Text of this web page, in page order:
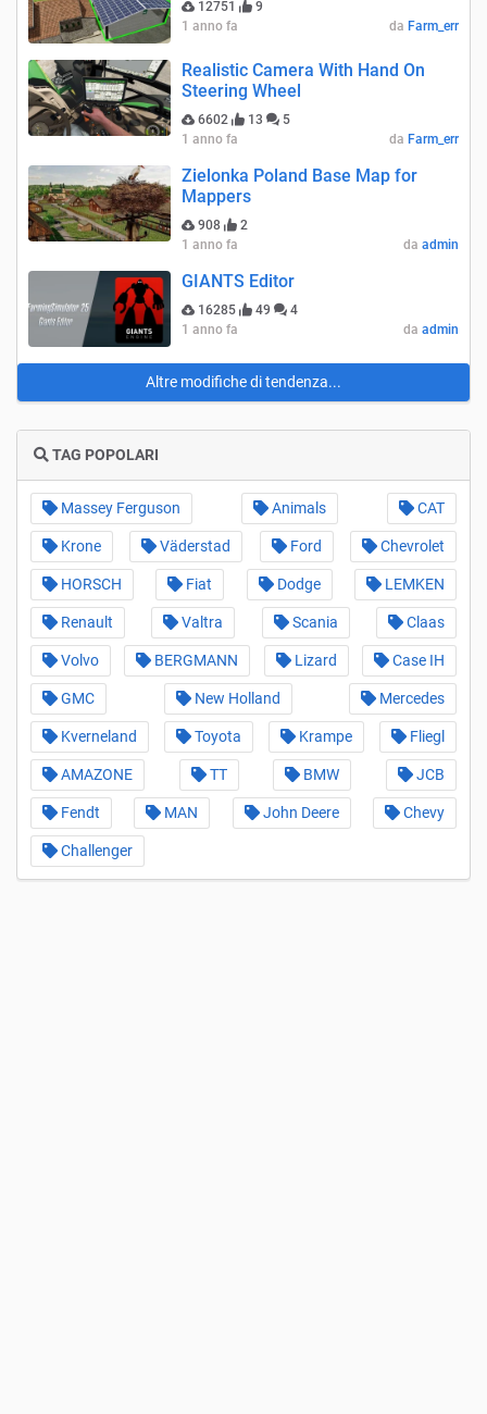
12751
9
1 anno fa
da Farm_err
Realistic Camera With Hand On
Steering Wheel
6602 13
5
1 anno fa
da Farm_err
Zielonka Poland Base Map for
Mappers
908
2
1 anno fa
da admin
GIANTS Editor
16285 49
4
1 anno fa
da admin
Altre modifiche di tendenza...
TAG POPOLARI
Massey Ferguson Animals CAT
Krone Väderstad Ford Chevrolet
HORSCH Fiat Dodge LEMKEN
Renault Valtra Scania Claas
Volvo BERGMANN Lizard Case IH
GMC New Holland Mercedes
Kverneland Toyota Krampe Fliegl
AMAZONE TT BMW JCB
Fendt MAN John Deere Chevy
Challenger